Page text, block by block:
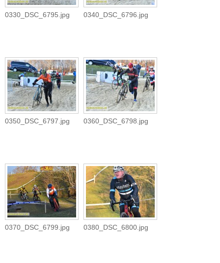
0330_DSC_6795.jpg 0340_DSC_6796.jpg
0350_DSC_6797.jpg 0360_DSC_6798.jpg
0370_DSC_6799.jpg 0380_DSC_6800.jpg